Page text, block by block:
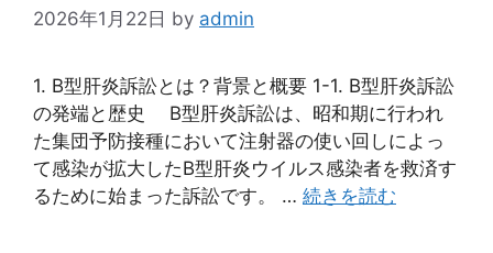
2026年1月22日 by admin
1. B型肝炎訴訟とは？背景と概要 1-1. B型肝炎訴訟
の発端と歴史 B型肝炎訴訟は、昭和期に行われ
た集団予防接種において注射器の使い回しによっ
て感染が拡大したB型肝炎ウイルス感染者を救済す
るために始まった訴訟です。 … 続きを読む